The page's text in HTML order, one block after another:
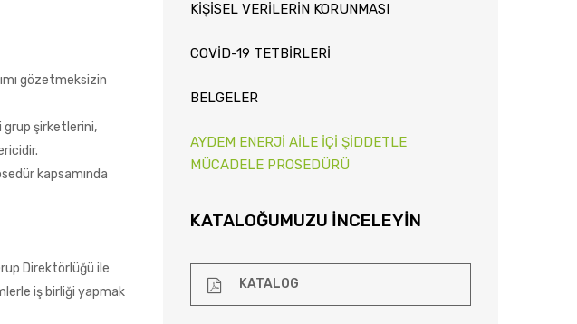
gözetmeksizin
grup şirketlerini,
kapsamında
Direktörlüğü ile
iş birliği yapmak
KİŞİSEL VERİLERİN KORUNMASI
COVİD-19 TETBİRLERİ
BELGELER
AYDEM ENERJİ AİLE İÇİ ŞİDDETLE
MÜCADELE PROSEDÜRÜ
KATALOĞUMUZU İNCELEYIN
KATALOG